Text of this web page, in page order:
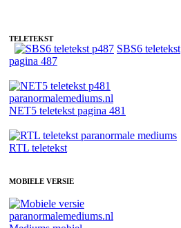
TELETEKST
SBS6 teletekst
pagina 487
NET5 teletekst pagina 481
RTL teletekst
MOBIELE VERSIE